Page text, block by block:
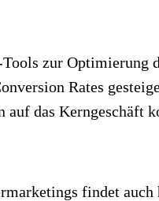
zur Optimierung
Rates
das Kerngeschäft
findet